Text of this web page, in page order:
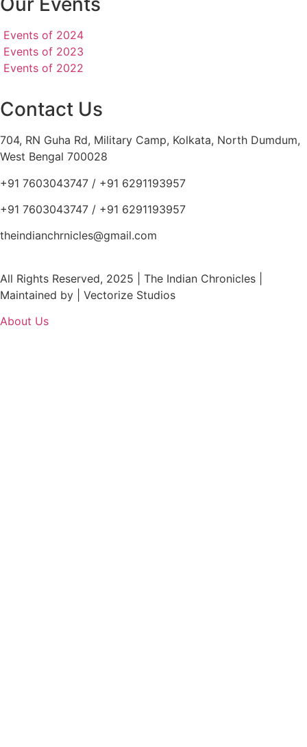
Events of 2024
Events of 2023
Events of 2022
Contact Us
704, RN Guha Rd, Military Camp, Kolkata, North Dumdum,
West Bengal 700028
+91 7603043747 / +91 6291193957
+91 7603043747 / +91 6291193957
theindianchrnicles@gmail.com
All Rights Reserved, 2025 | The Indian Chronicles |
Maintained by | Vectorize Studios
About Us